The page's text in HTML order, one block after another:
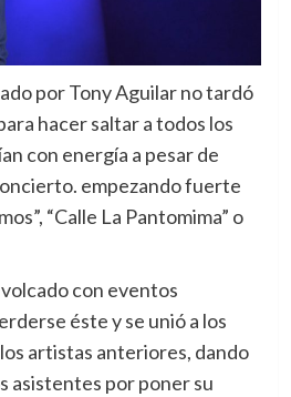
por Tony Aguilar no tardó
hacer saltar a todos los
con energía a pesar de
empezando fuerte
“Calle La Pantomima” o
con eventos
éste y se unió a los
artistas anteriores, dando
asistentes por poner su